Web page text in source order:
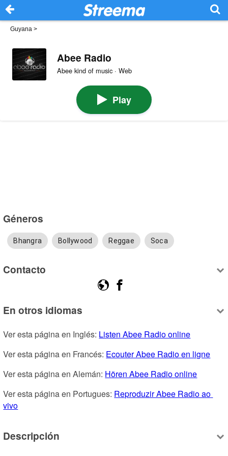
Guyana >
Abee Radio
Abee kind of music · Web
Play
Géneros
Bhangra Bollywood Reggae Soca
Contacto
En otros idiomas
Ver esta página en Inglés: Listen Abee Radio online
Ver esta página en Francés: Ecouter Abee Radio en ligne
Ver esta página en Alemán: Hören Abee Radio online
Ver esta página en Portugues: Reproduzir Abee Radio ao
vivo
Descripción